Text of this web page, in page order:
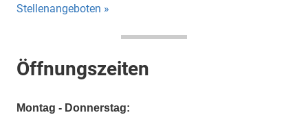
Stellenangeboten »
Öffnungszeiten
Montag - Donnerstag: